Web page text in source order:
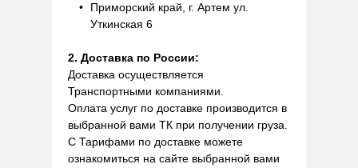
Приморский край, г. Артем ул.
Уткинская 6
2. Доставка по России:
Доставка осуществляется
Транспортными компаниями.
Оплата услуг по доставке производится в
выбранной вами ТК при получении груза.
С Тарифами по доставке можете
ознакомиться на сайте выбранной вами